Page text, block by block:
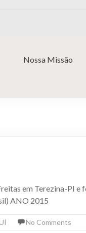
Nossa Missão
em Terezina-PI
ANO 2015
No Comments